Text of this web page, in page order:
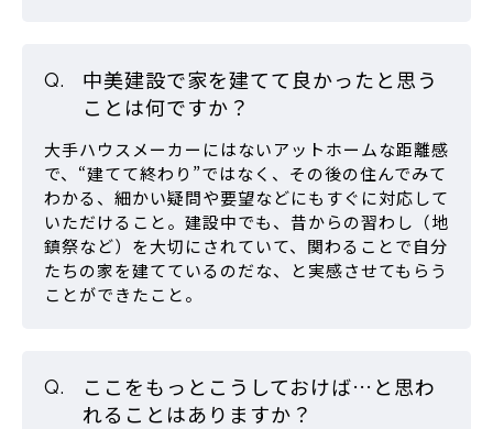
中美建設で家を建てて良かったと思う
ことは何ですか？
大手ハウスメーカーにはないアットホームな距離感
で、“建てて終わり”ではなく、その後の住んでみて
わかる、細かい疑問や要望などにもすぐに対応して
いただけること。建設中でも、昔からの習わし（地
鎮祭など）を大切にされていて、関わることで自分
たちの家を建てているのだな、と実感させてもらう
ことができたこと。
ここをもっとこうしておけば…と思わ
れることはありますか？